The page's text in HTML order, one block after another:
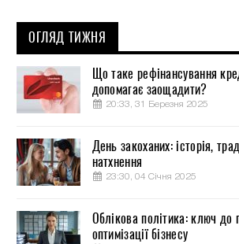
ОГЛЯД ТИЖНЯ
Що таке рефінансування
допомагає заощадити?
20:33, 31 Березня 2025
День закоханих: історія,
натхнення
23:30, 04 Січня 2025
Облікова політика: ключ до
оптимізації бізнесу